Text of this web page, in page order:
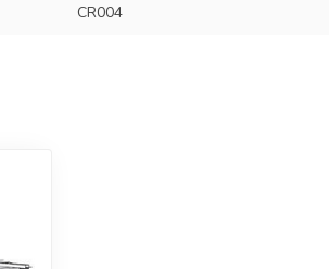
CR004